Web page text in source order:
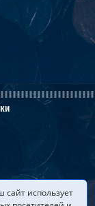
использует